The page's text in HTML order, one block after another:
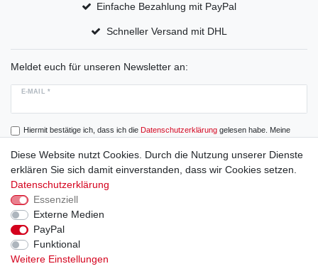
Einfache Bezahlung mit PayPal
Schneller Versand mit DHL
Meldet euch für unseren Newsletter an:
E-MAIL *
Hiermit bestätige ich, dass ich die Daten­schutz­erklärunggelesen habe. Meine
Abonnieren
Widerrufs­recht
Diese Website nutzt Cookies. Durch die Nutzung unserer Dienste
erklären Sie sich damit einverstanden, dass wir Cookies setzen.
Datenschutzerklärung
Essenziell
Externe Medien
PayPal
Funktional
Weitere Einstellungen